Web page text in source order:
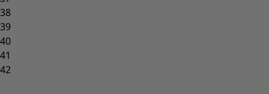
38
39
40
41
42